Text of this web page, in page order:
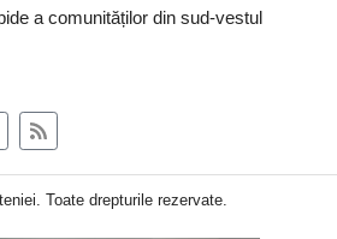
a comunităților din sud-vestul
Toate drepturile rezervate.